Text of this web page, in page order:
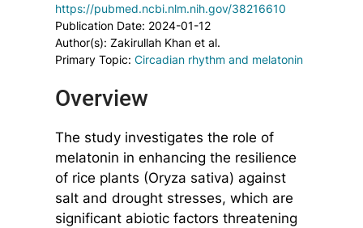
https://pubmed.ncbi.nlm.nih.gov/38216610
Publication Date: 2024-01-12
Author(s): Zakirullah Khan et al.
Primary Topic: Circadian rhythm and melatonin
Overview
The study investigates the role of
melatonin in enhancing the resilience
of rice plants (Oryza sativa) against
salt and drought stresses, which are
significant abiotic factors threatening